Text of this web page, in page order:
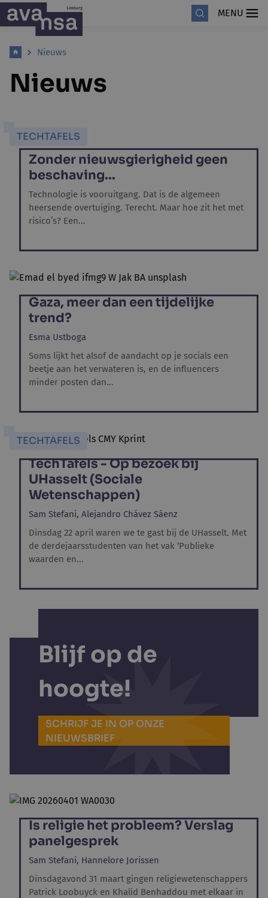
MENU
Nieuws
Nieuws
Blijf op de
hoogte!
SCHRIJF JE IN OP ONZE
NIEUWSBRIEF
TECHTAFELS
Zonder nieuwsgierigheid geen
beschaving...
Technologie is vooruitgang. Dat is de algemeen
heersende overtuiging. Terecht. Maar hoe zit het met
risico’s? Een...
Gaza, meer dan een tijdelijke
trend?
Esma Ustboga
Soms lijkt het alsof de aandacht op je socials een
beetje aan het verwateren is, en de influencers
minder posten dan...
TECHTAFELS
TechTafels - Op bezoek bij
UHasselt (Sociale
Wetenschappen)
Sam Stefani, Alejandro Chávez Sáenz
Dinsdag 22 april waren we te gast bij de UHasselt. Met
de derdejaarsstudenten van het vak ‘Publieke
waarden en...
Is religie het probleem? Verslag
panelgesprek
Sam Stefani, Hannelore Jorissen
Dinsdagavond 31 maart gingen religiewetenschappers
Patrick Loobuyck en Khalid Benhaddou met elkaar in